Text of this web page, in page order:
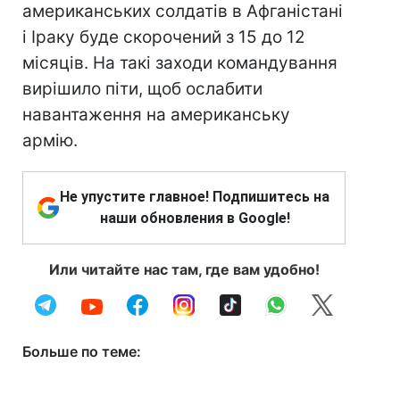
американських солдатів в Афганістані
і Іраку буде скорочений з 15 до 12
місяців. На такі заходи командування
вирішило піти, щоб ослабити
навантаження на американську
армію.
Не упустите главное! Подпишитесь на
наши обновления в Google!
Или читайте нас там, где вам удобно!
Больше по теме: